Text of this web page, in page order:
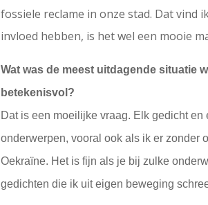
fossiele reclame in onze stad. Dat vind
invloed hebben, is het wel een mooie
Wat was de meest uitdagende situatie
betekenisvol?
Dat is een moeilijke vraag. Elk gedicht
onderwerpen, vooral ook als ik er zonder
Oekraïne. Het is fijn als je bij zulke
gedichten die ik uit eigen beweging